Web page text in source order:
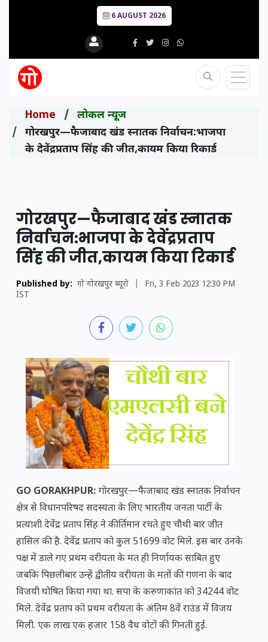
6 AUGUST 2026
Home
लोकल न्यूज
गोरखपुर—फैजाबाद खंड स्नातक निर्वाचन:भाजपा
के देवेंद्रप्रताप सिंह की जीत,कायम किया रिकार्ड
गोरखपुर—फैजाबाद खंड स्नातक
निर्वाचन:भाजपा के देवेंद्रप्रताप
सिंह की जीत,कायम किया रिकार्ड
Published by: गो गोरखपुर ब्यूरो
Fri, 3 Feb 2023 12:30 PM
IST
GO GORAKHPUR: गोरखपुर—फैजाबाद खंड स्नातक निर्वाचन
क्षेत्र से विधानपरिषद सदस्यता के लिए भारतीय जनता पार्टी के
प्रत्याशी देवेंद्र प्रताप सिंह ने कीर्तिमान रचते हुए चौथी बार जीत
हासिल की है. देवेंद्र प्रताप को कुल 51699 वोट मिले. इस बार उनके
पक्ष में डाले गए प्रथम वरीयता के मत ही निर्णायक साबित हुए
जबकि पिछलीबार उन्हें द्वीतीय वरीयता के मतों की गणना के बाद
विजयी घोषित किया गया था. सपा के करुणाकांत को 34244 वोट
मिले. देवेंद्र प्रताप को प्रथम वरीयता के अंतिम 8वें राउंड में विजय
मिली. एक लाख एक हजार 158 वैध वोटों की गिनती हुई.